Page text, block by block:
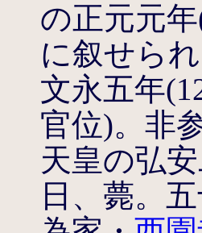
の正元元
に叙せら
文永五年
官位)。非
天皇の弘
日、薨。